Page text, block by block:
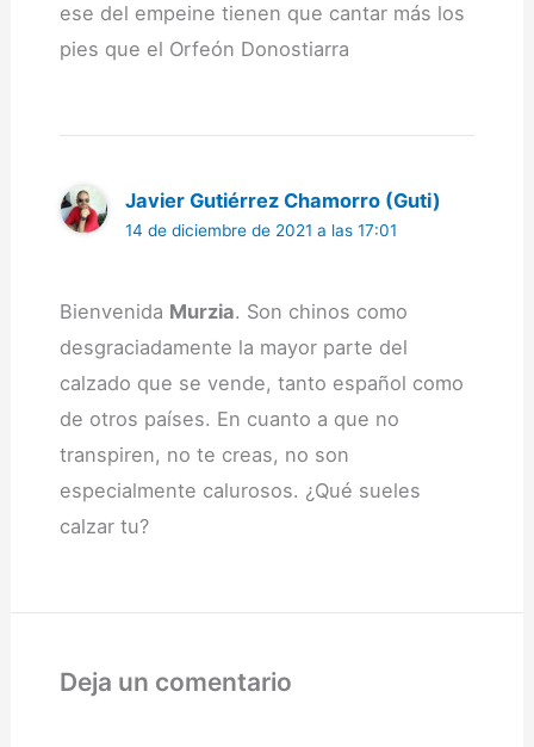
ese del empeine tienen que cantar más los
pies que el Orfeón Donostiarra
Javier Gutiérrez Chamorro (Guti)
14 de diciembre de 2021 a las 17:01
Bienvenida Murzia. Son chinos como
desgraciadamente la mayor parte del
calzado que se vende, tanto español como
de otros países. En cuanto a que no
transpiren, no te creas, no son
especialmente calurosos. ¿Qué sueles
calzar tu?
Deja un comentario